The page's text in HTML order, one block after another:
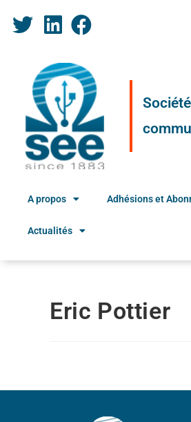
A propos Adhésions et
Actualités
Eric Pottier